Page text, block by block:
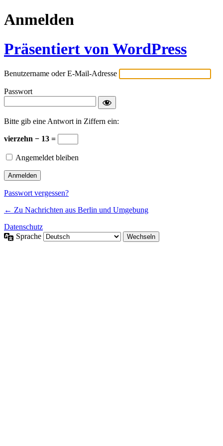
Anmelden
Präsentiert von WordPress
Benutzername oder E-Mail-Adresse
Passwort
Bitte gib eine Antwort in Ziffern ein:
vierzehn − 13 =
Angemeldet bleiben
Passwort vergessen?
← Zu Nachrichten aus Berlin und Umgebung
Datenschutz
Sprache